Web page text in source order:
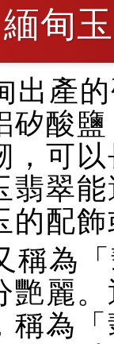
緬甸
出產
矽酸
，可
翡翠
的配
稱為
艷麗
稱為